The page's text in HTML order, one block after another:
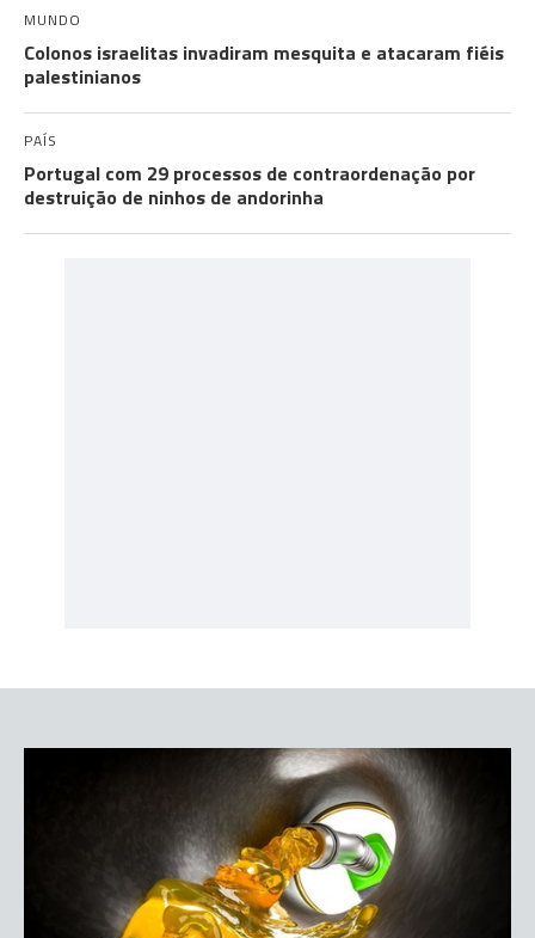
MUNDO
Colonos israelitas invadiram mesquita e atacaram fiéis
palestinianos
PAÍS
Portugal com 29 processos de contraordenação por
destruição de ninhos de andorinha